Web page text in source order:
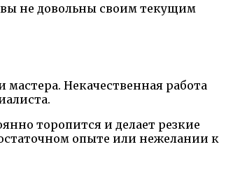
не довольны своим текущим
Некачественная работа
торопится и делает резкие
опыте или нежелании к